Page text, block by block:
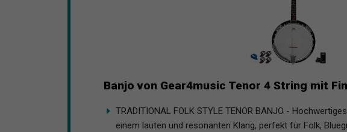
Banjo von Gear4music Tenor 4 String mit
TRADITIONAL FOLK STYLE TENOR BANJO -
einem lauten und resonanten Klang, perfekt für Folk,